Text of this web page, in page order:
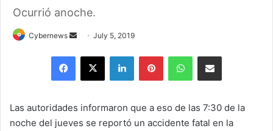
Ocurrió anoche.
Cybernews
Send
email
July 5, 2019
Facebook
X LinkedInPinterestWhatsAppShare via Email
Las autoridades informaron que a eso de las 7:30 de la
noche del jueves se reportó un accidente fatal en la